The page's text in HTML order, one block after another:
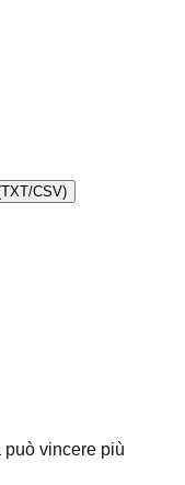
CSV)
vincere più